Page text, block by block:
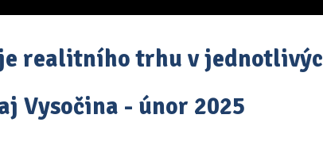
realitního trhu v
Vysočina - únor 2025